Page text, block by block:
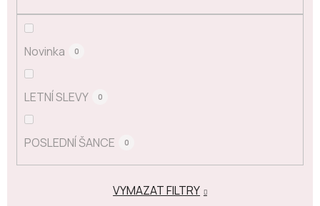
Novinka 0
LETNÍ SLEVY 0
POSLEDNÍ ŠANCE 0
VYMAZAT FILTRY